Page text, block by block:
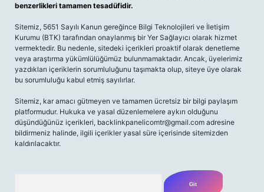
benzerlikleri tamamen tesadüfidir.
Sitemiz, 5651 Sayılı Kanun gereğince Bilgi Teknolojileri ve İletişim
Kurumu (BTK) tarafından onaylanmış bir Yer Sağlayıcı olarak hizmet
vermektedir. Bu nedenle, sitedeki içerikleri proaktif olarak denetleme
veya araştırma yükümlülüğümüz bulunmamaktadır. Ancak, üyelerimiz
yazdıkları içeriklerin sorumluluğunu taşımakta olup, siteye üye olarak
bu sorumluluğu kabul etmiş sayılırlar.
Sitemiz, kar amacı gütmeyen ve tamamen ücretsiz bir bilgi paylaşım
platformudur. Hukuka ve yasal düzenlemelere aykırı olduğunu
düşündüğünüz içerikleri, backlinkpanelicomtr@gmail.com adresine
bildirmeniz halinde, ilgili içerikler yasal süre içerisinde sitemizden
kaldırılacaktır.